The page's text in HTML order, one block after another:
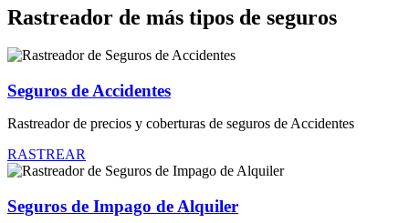
Rastreador de más tipos de seguros
Seguros de Accidentes
Rastreador de precios y coberturas de seguros de Accidentes
RASTREAR
Seguros de Impago de Alquiler